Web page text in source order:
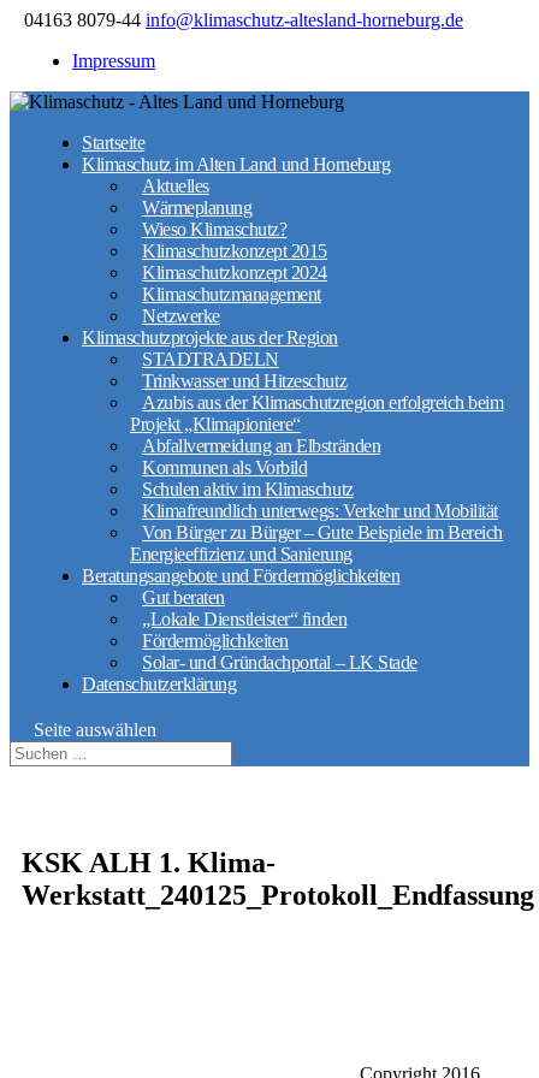
04163 8079-44 info@klimaschutz-altesland-horneburg.de
Impressum
Startseite
Klimaschutz im Alten Land und Horneburg
Aktuelles
Wärmeplanung
Wieso Klimaschutz?
Klimaschutzkonzept 2015
Klimaschutzkonzept 2024
Klimaschutzmanagement
Netzwerke
Klimaschutzprojekte aus der Region
STADTRADELN
Trinkwasser und Hitzeschutz
Azubis aus der Klimaschutzregion erfolgreich beim
Projekt „Klimapioniere“
Abfallvermeidung an Elbstränden
Kommunen als Vorbild
Schulen aktiv im Klimaschutz
Klimafreundlich unterwegs: Verkehr und Mobilität
Von Bürger zu Bürger – Gute Beispiele im Bereich
Energieeffizienz und Sanierung
Beratungsangebote und Fördermöglichkeiten
Gut beraten
„Lokale Dienstleister“ finden
Fördermöglichkeiten
Solar- und Gründachportal – LK Stade
Datenschutzerklärung
Seite auswählen
KSK ALH 1. Klima-
Werkstatt_240125_Protokoll_Endfassung